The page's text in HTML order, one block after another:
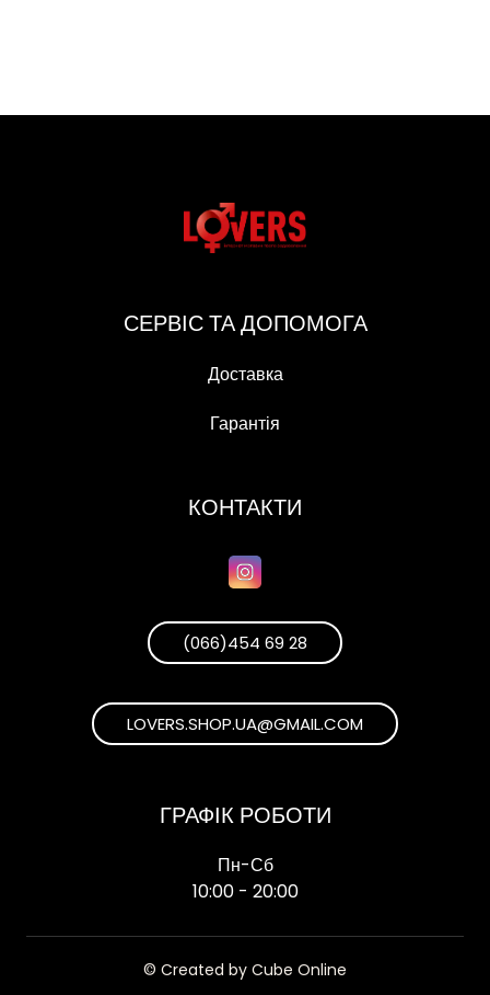
СЕРВІС ТА ДОПОМОГА
Доставка
Гарантія
КОНТАКТИ
(066)454 69 28
LOVERS.SHOP.UA@GMAIL.COM
ГРАФІК РОБОТИ
Пн-Сб
10:00 - 20:00
© Created by Cube Online